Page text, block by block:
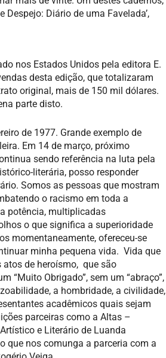
Diário de uma Favelada’,
nos Estados Unidos pela editora E.
desta edição, que totalizaram
original, mais de 150 mil dólares.
parte disto.
de 1977. Grande exemplo de
Em 14 de março, próximo
sendo referência na luta pela
literária, posso responder
Somos as pessoas que mostram
o racismo em toda a
potência, multiplicadas
o que significa a superioridade
momentaneamente, ofereceu-se
minha pequena vida. Vida que
atos de heroísmo, que são
“Muito Obrigado”, sem um “abraço”,
a hombridade, a civilidade,
acadêmicos quais sejam
parceiras como a Altas –
e Literário de Luanda
que nos comunga a parceria com a